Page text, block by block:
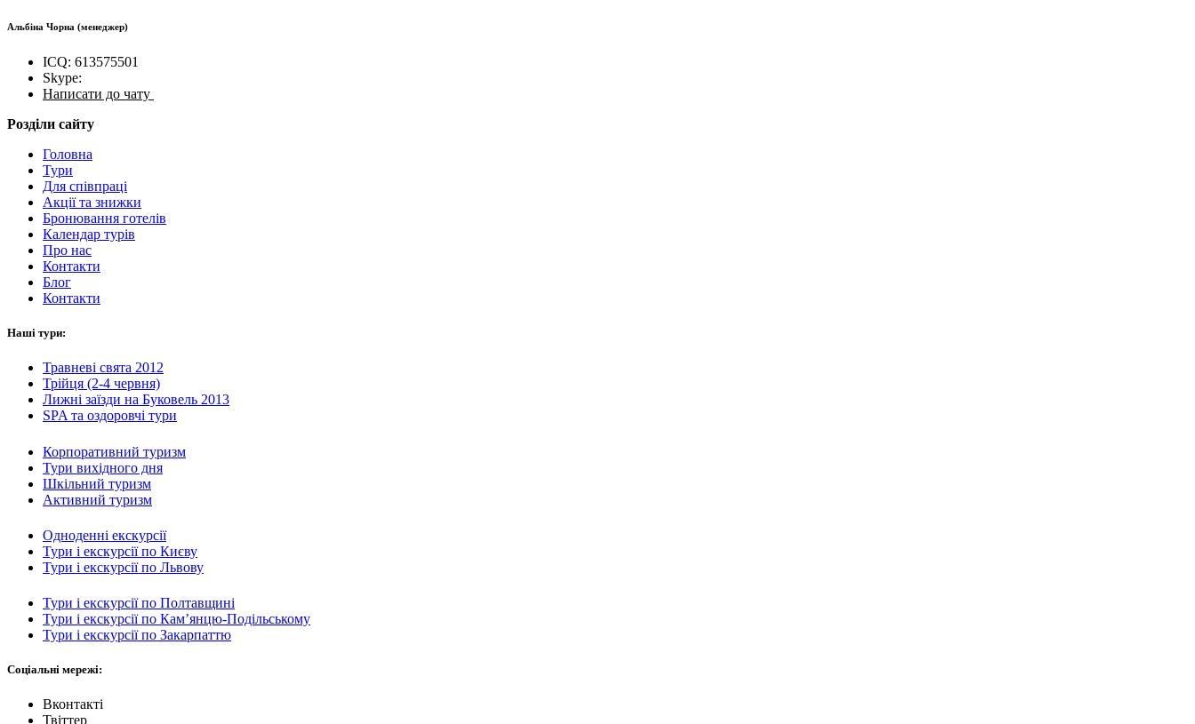
Альбіна Чорна (менеджер)
ICQ: 613575501
Skype:
Написати до чату
Розділи сайту
Головна
Тури
Для cпівпраці
Акції та знижки
Бронювання готелів
Календар турів
Про нас
Контакти
Блог
Контакти
Наші тури:
Травневі свята 2012
Трійця (2-4 червня)
Лижні заїзди на Буковель 2013
SPA та оздоровчі тури
Корпоративний туризм
Тури вихідного дня
Шкільний туризм
Активний туризм
Одноденні екскурсії
Тури і екскурсії по Києву
Тури і екскурсії по Львову
Тури і екскурсії по Полтавщині
Тури і екскурсії по Кам’янцю-Подільському
Тури і екскурсії по Закарпаттю
Соціальні мережі:
Вконтакті
Твіттер